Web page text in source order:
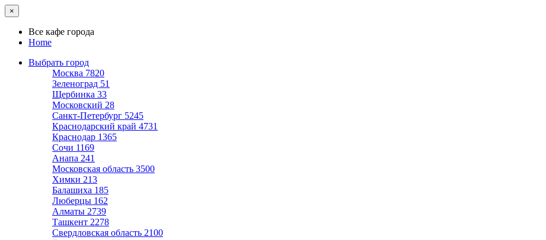
×
Все кафе города
Home
Выбрать город
Москва 7820
Зеленоград 51
Щербинка 33
Московский 28
Санкт-Петербург 5245
Краснодарский край 4731
Краснодар 1365
Сочи 1169
Анапа 241
Московская область 3500
Химки 213
Балашиха 185
Люберцы 162
Алматы 2739
Ташкент 2278
Свердловская область 2100